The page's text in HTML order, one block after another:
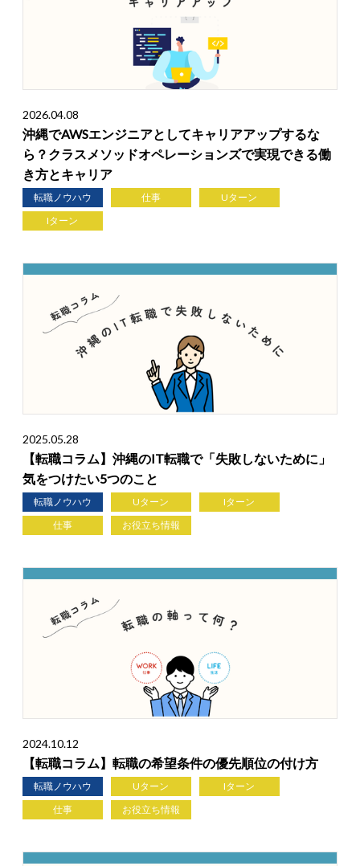
2026.04.08
沖縄でAWSエンジニアとしてキャリアアップするな
ら？クラスメソッドオペレーションズで実現できる働
き方とキャリア
転職ノウハウ 仕事
Uターン
Iターン
2025.05.28
【転職コラム】沖縄のIT転職で「失敗しないために」
気をつけたい5つのこと
転職ノウハウ Uターン
Iターン
仕事
お役立ち情報
2024.10.12
【転職コラム】転職の希望条件の優先順位の付け方
転職ノウハウ Uターン
Iターン
仕事
お役立ち情報